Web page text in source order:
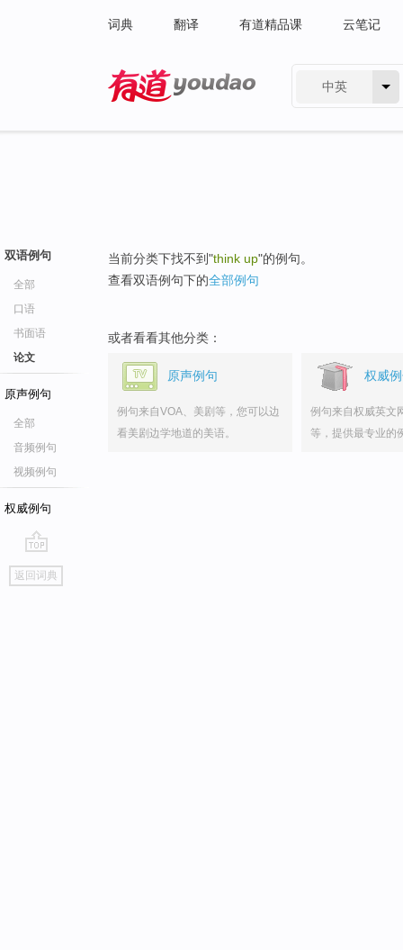
词典 翻译 有道精品课 云笔记
中英
双语例句
全部
口语
书面语
论文
原声例句
全部
音频例句
视频例句
权威例句
go
top
返回词典
当前分类下找不到"think up"的例句。
查看双语例句下的全部例句
或者看看其他分类：
原声例句
例句来自VOA、美剧等，您可以边
看美剧边学地道的美语。
权威
例句来自权威英文
等，提供最专业的